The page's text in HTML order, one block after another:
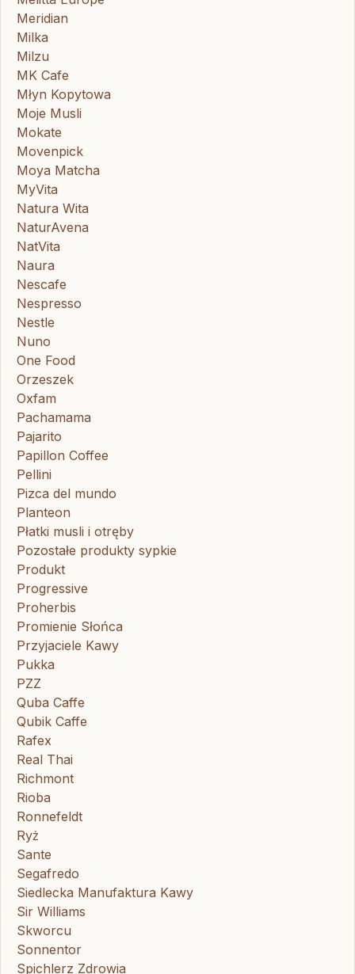
Meridian
Milka
Milzu
MK Cafe
Młyn Kopytowa
Moje Musli
Mokate
Movenpick
Moya Matcha
MyVita
Natura Wita
NaturAvena
NatVita
Naura
Nescafe
Nespresso
Nestle
Nuno
One Food
Orzeszek
Oxfam
Pachamama
Pajarito
Papillon Coffee
Pellini
Pizca del mundo
Planteon
Płatki musli i otręby
Pozostałe produkty sypkie
Produkt
Progressive
Proherbis
Promienie Słońca
Przyjaciele Kawy
Pukka
PZZ
Quba Caffe
Qubik Caffe
Rafex
Real Thai
Richmont
Rioba
Ronnefeldt
Ryż
Sante
Segafredo
Siedlecka Manufaktura Kawy
Sir Williams
Skworcu
Sonnentor
Spichlerz Zdrowia